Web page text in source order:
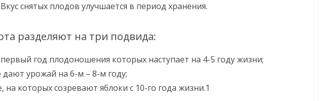
снятых плодов улучшается в период хранения.
разделяют на три подвида:
год плодоношения которых наступает на 4-5 году жизни;
урожай на 6-м – 8-м году;
на которых созревают яблоки с 10-го года жизни.1